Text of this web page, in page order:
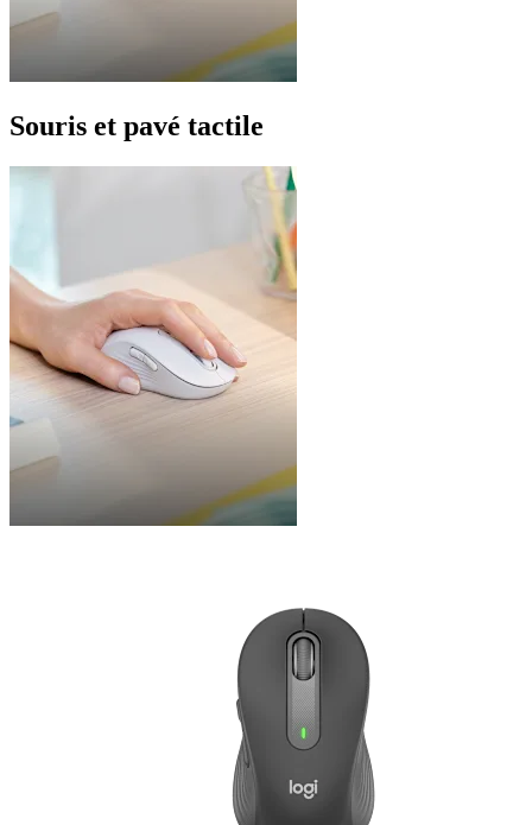
Souris et pavé tactile